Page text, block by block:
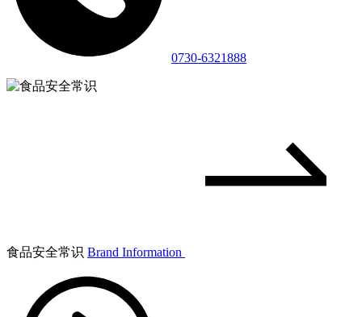
0730-6321888
食品安全常识 Brand Information